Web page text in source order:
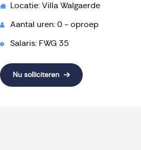
Locatie: Villa Walgaerde
Aantal uren: 0 - oproep
Salaris: FWG 35
Nu solliciteren